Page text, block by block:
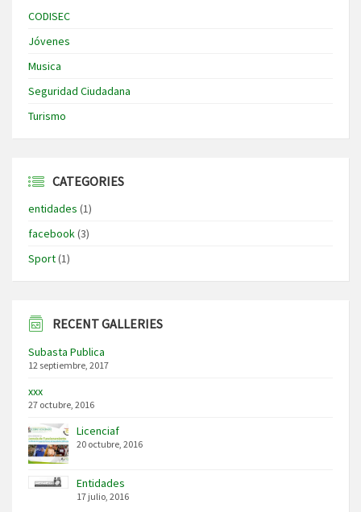
CODISEC
Jóvenes
Musica
Seguridad Ciudadana
Turismo
CATEGORIES
entidades (1)
facebook(3)
Sport(1)
RECENT GALLERIES
Subasta Publica
12 septiembre, 2017
xxx
27 octubre, 2016
Licenciaf
20 octubre, 2016
Entidades
17 julio, 2016